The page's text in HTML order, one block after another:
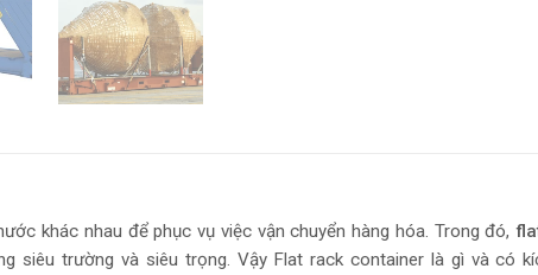
khác nhau để phục vụ việc vận chuyển hàng hóa. Trong đó,
siêu trường và siêu trọng. Vậy Flat rack container là gì và có